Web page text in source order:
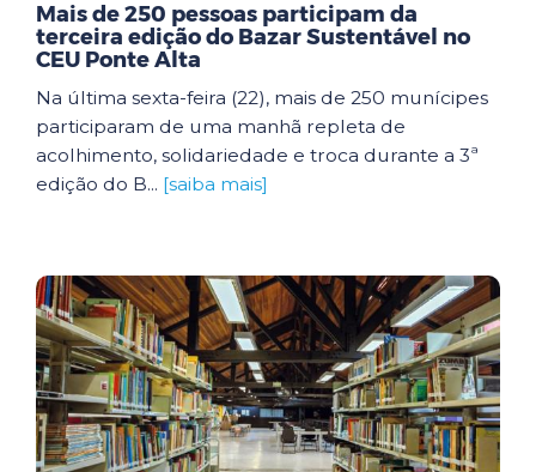
Mais de 250 pessoas participam da
terceira edição do Bazar Sustentável no
CEU Ponte Alta
Na última sexta-feira (22), mais de 250 munícipes
participaram de uma manhã repleta de
acolhimento, solidariedade e troca durante a 3ª
edição do B... [saiba mais]